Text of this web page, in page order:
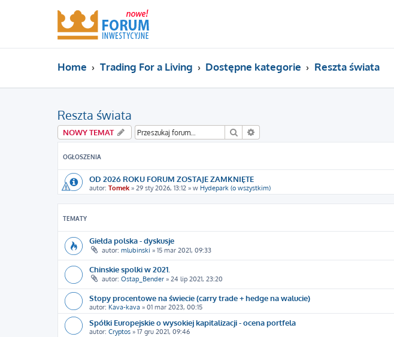
Home Trading For a Living Dostępne kategorie Reszta świata
Reszta świata
NOWY TEMAT Szukaj
OGŁOSZENIA
OD 2026 ROKU FORUM ZOSTAJE ZAMKNIĘTE
autor: Tomek » 29 sty 2026, 13:12 » w Hydepark (o wszystkim)
TEMATY
Giełda polska - dyskusje
autor: mlubinski » 15 mar 2021, 09:33
Chinskie spolki w 2021.
autor: Ostap_Bender » 24 lip 2021, 23:20
Stopy procentowe na świecie (carry trade + hedge na walucie)
autor: Kava-kava » 01 mar 2023, 00:15
Spółki Europejskie o wysokiej kapitalizacji - ocena portfela
autor: Cryptos » 17 gru 2021, 09:46